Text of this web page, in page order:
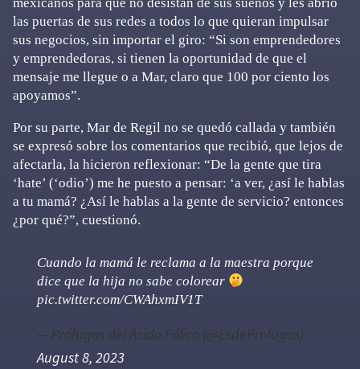
mexicanos para que no desistan de sus sueños y les abrió
las puertas de sus redes a todos lo que quieran impulsar
sus negocios, sin importar el giro: “Si son emprendedores
y emprendedoras, si tienen la oportunidad de que el
mensaje me llegue o a Mar, claro que 100 por ciento los
apoyamos”.
Por su parte, Mar de Regil no se quedó callada y también
se expresó sobre los comentarios que recibió, que lejos de
afectarla, la hicieron reflexionar: “De la gente que tira
‘hate’ (‘odio’) me he puesto a pensar: ‘a ver, ¿así le hablas
a tu mamá? ¿Así le hablas a la gente de servicio? entonces
¿por qué?”, cuestionó.
Cuando la mamá le reclama a la maestra porque
dice que la hija no sabe colorear
pic.twitter.com/CWAhxmIV1T
— Prófugos del Ácido Fólico (@EsdeProfugos)
August 8, 2023